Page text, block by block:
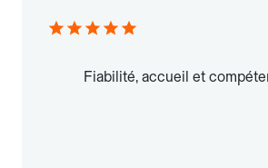
Fiabilité, accueil et